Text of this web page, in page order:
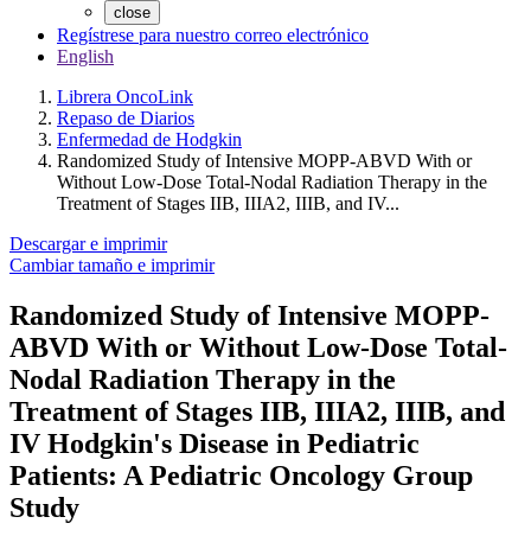
close
Regístrese para nuestro correo electrónico
English
Librera OncoLink
Repaso de Diarios
Enfermedad de Hodgkin
Randomized Study of Intensive MOPP-ABVD With or
Without Low-Dose Total-Nodal Radiation Therapy in the
Treatment of Stages IIB, IIIA2, IIIB, and IV...
Descargar e imprimir
Cambiar tamaño e imprimir
Randomized Study of Intensive MOPP-
ABVD With or Without Low-Dose Total-
Nodal Radiation Therapy in the
Treatment of Stages IIB, IIIA2, IIIB, and
IV Hodgkin's Disease in Pediatric
Patients: A Pediatric Oncology Group
Study